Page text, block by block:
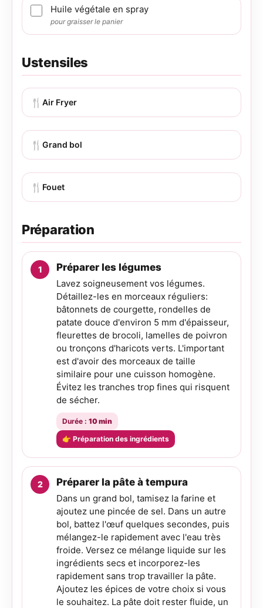
Huile végétale en spray
pour graisser le panier
Ustensiles
🍴 Air Fryer
🍴 Grand bol
🍴 Fouet
Préparation
Préparer les légumes
Lavez soigneusement vos légumes.
Détaillez-les en morceaux réguliers:
bâtonnets de courgette, rondelles de
patate douce d'environ 5 mm d'épaisseur,
fleurettes de brocoli, lamelles de poivron
ou tronçons d'haricots verts. L'important
est d'avoir des morceaux de taille
similaire pour une cuisson homogène.
Évitez les tranches trop fines qui risquent
de sécher.
Durée : 10 min
👉 Préparation des ingrédients
Préparer la pâte à tempura
Dans un grand bol, tamisez la farine et
ajoutez une pincée de sel. Dans un autre
bol, battez l'œuf quelques secondes, puis
mélangez-le rapidement avec l'eau très
froide. Versez ce mélange liquide sur les
ingrédients secs et incorporez-les
rapidement sans trop travailler la pâte.
Ajoutez les épices de votre choix si vous
le souhaitez. La pâte doit rester fluide, un